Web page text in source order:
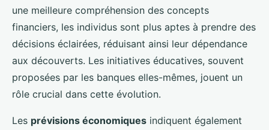
une meilleure compréhension des concepts
financiers, les individus sont plus aptes à prendre des
décisions éclairées, réduisant ainsi leur dépendance
aux découverts. Les initiatives éducatives, souvent
proposées par les banques elles-mêmes, jouent un
rôle crucial dans cette évolution.
Les prévisions économiques indiquent également